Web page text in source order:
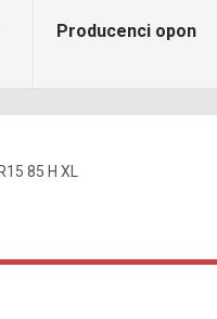
Producenci opon
85 H XL